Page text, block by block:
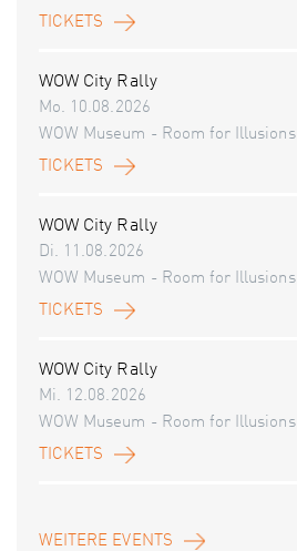
TICKETS
WOW City Rally
Mo. 10.08.2026
WOW Museum - Room for Illusions
TICKETS
WOW City Rally
Di. 11.08.2026
WOW Museum - Room for Illusions
TICKETS
WOW City Rally
Mi. 12.08.2026
WOW Museum - Room for Illusions
TICKETS
WEITERE EVENTS